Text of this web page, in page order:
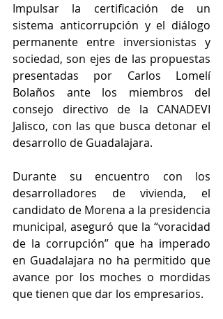
Impulsar la certificación de un
sistema anticorrupción y el diálogo
permanente entre inversionistas y
sociedad, son ejes de las propuestas
presentadas por Carlos Lomelí
Bolaños ante los miembros del
consejo directivo de la CANADEVI
Jalisco, con las que busca detonar el
desarrollo de Guadalajara.
Durante su encuentro con los
desarrolladores de vivienda, el
candidato de Morena a la presidencia
municipal, aseguró que la “voracidad
de la corrupción” que ha imperado
en Guadalajara no ha permitido que
avance por los moches o mordidas
que tienen que dar los empresarios.